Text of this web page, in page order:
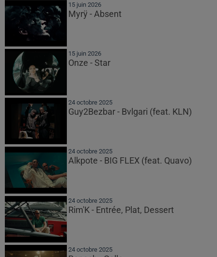
15 juin 2026
Myrÿ - Absent
15 juin 2026
Onze - Star
24 octobre 2025
Guy2Bezbar - Bvlgari (feat. KLN)
24 octobre 2025
Alkpote - BIG FLEX (feat. Quavo)
24 octobre 2025
Rim'K - Entrée, Plat, Dessert
24 octobre 2025